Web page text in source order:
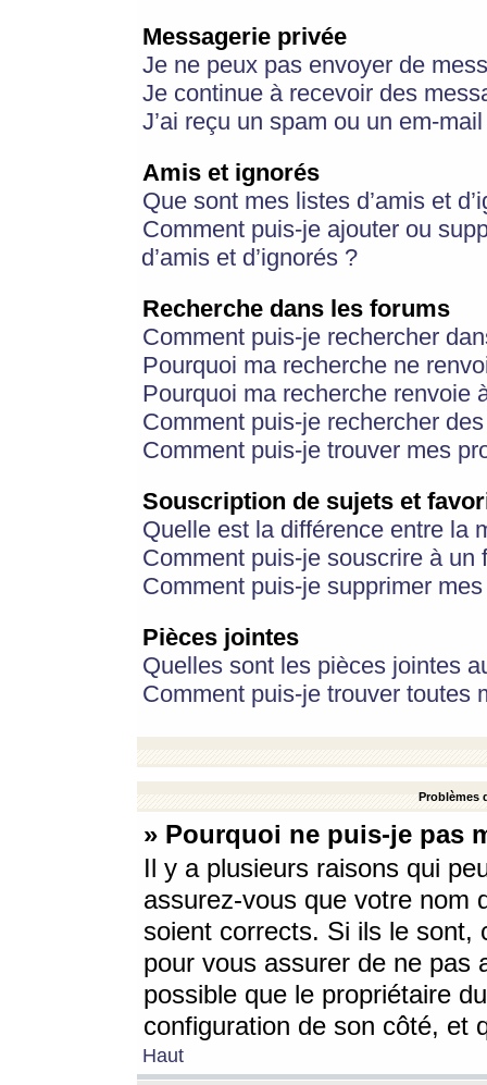
Messagerie privée
Je ne peux pas envoyer de
Je continue à recevoir des
J’ai reçu un spam ou un em-
Amis et ignorés
Que sont mes listes d’amis et
Comment puis-je ajouter ou
d’amis et d’ignorés ?
Recherche dans les forums
Comment puis-je rechercher
Pourquoi ma recherche ne
Pourquoi ma recherche renvoie
Comment puis-je rechercher
Comment puis-je trouver mes
Souscription de sujets et
Quelle est la différence entre la
Comment puis-je souscrire à
Comment puis-je supprimer
Pièces jointes
Quelles sont les pièces jointes
Comment puis-je trouver toutes
Problèmes
» Pourquoi ne puis-je pas
Il y a plusieurs raisons qui
assurez-vous que votre nom
soient corrects. Si ils le sont,
pour vous assurer de ne pas
possible que le propriétaire
configuration de son côté, et
Haut